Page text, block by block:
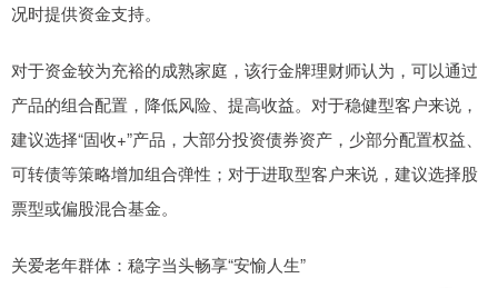
况时提供资金支持。
对于资金较为充裕的成熟家庭，该行金牌理财师认为，可以通过
产品的组合配置，降低风险、提高收益。对于稳健型客户来说，
建议选择“固收+”产品，大部分投资债券资产，少部分配置权益、
可转债等策略增加组合弹性；对于进取型客户来说，建议选择股
票型或偏股混合基金。
关爱老年群体：稳字当头畅享“安愉人生”